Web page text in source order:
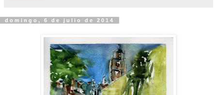
domingo, 6 de julio de 2014